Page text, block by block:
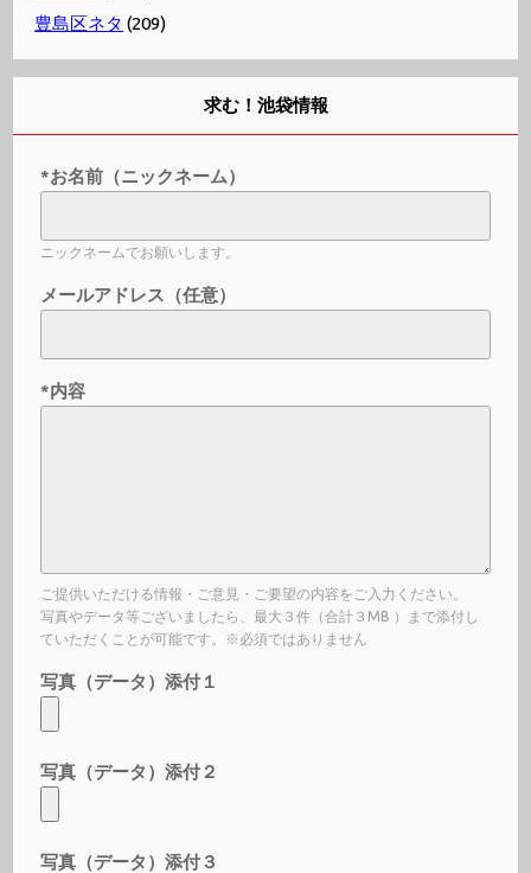
豊島区ネタ (209)
求む！池袋情報
*お名前（ニックネーム）
ニックネームでお願いします。
メールアドレス（任意）
*内容
ご提供いただける情報・ご意見・ご要望の内容をご入力ください。
写真やデータ等ございましたら、最大３件（合計３MB ）まで添付し
ていただくことが可能です。※必須ではありません
写真（データ）添付１
写真（データ）添付２
写真（データ）添付３